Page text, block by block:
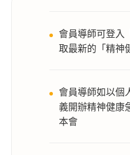
會員導師可登入
取最新的「精神
會員導師如以個
義開辦精神健康
本會